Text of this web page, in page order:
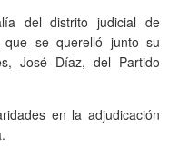
del distrito judicial de
se querelló junto su
José Díaz, del Partido
en la adjudicación